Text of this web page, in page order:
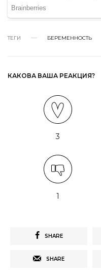
ТЕГИ БЕРЕМЕННОСТЬ
КАКОВА ВАША РЕАКЦИЯ?
3
1
SHARE
SHARE